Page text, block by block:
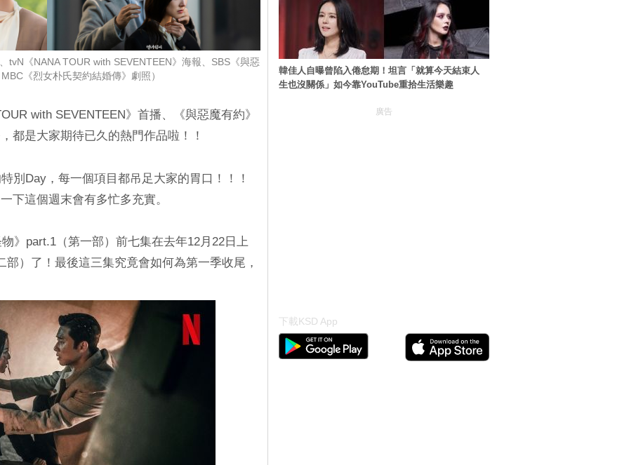
tvN《NANA TOUR with SEVENTEEN》海報、SBS《與惡
《烈女朴氏契約結婚傳》劇照）
with SEVENTEEN》首播、《與惡魔有約》
都是大家期待已久的熱門作品啦！！
別Day，每一個項目都吊足大家的胃口！！！
下這個週末會有多忙多充實。
》part.1（第一部）前七集在去年12月22日上
）了！最後這三集究竟會如何為第一季收尾，
韓佳人自曝曾陷入倦怠期！坦言「就算今天結束人
生也沒關係」如今靠YouTube重拾生活樂趣
廣告
下載KSD App